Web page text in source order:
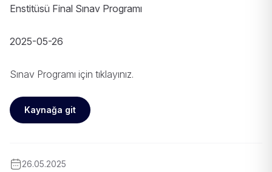
Enstitüsü Final Sınav Programı
2025-05-26
Sınav Programı için tıklayınız.
Kaynağa git
26.05.2025